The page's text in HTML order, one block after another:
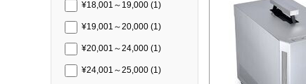
¥18,001～19,000 (1)
¥19,001～20,000 (1)
¥20,001～24,000 (1)
¥24,001～25,000 (1)